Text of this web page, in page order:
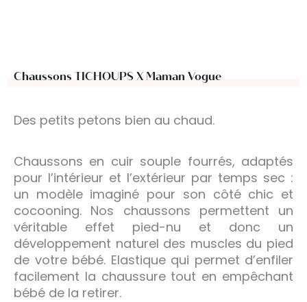
Chaussons TICHOUPS X Maman Vogue
Des petits petons bien au chaud.
Chaussons en cuir souple fourrés, adaptés
pour l’intérieur et l’extérieur par temps sec :
un modèle imaginé pour son côté chic et
cocooning. Nos chaussons permettent un
véritable effet pied-nu et donc un
développement naturel des muscles du pied
de votre bébé. Elastique qui permet d’enfiler
facilement la chaussure tout en empêchant
bébé de la retirer.